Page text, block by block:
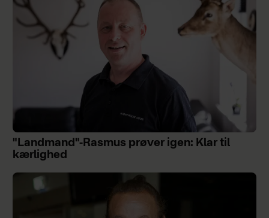
"Landmand"-Rasmus prøver igen: Klar til
kærlighed